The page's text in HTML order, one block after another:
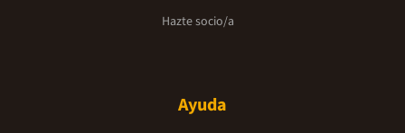
Hazte socio/a
Ayuda